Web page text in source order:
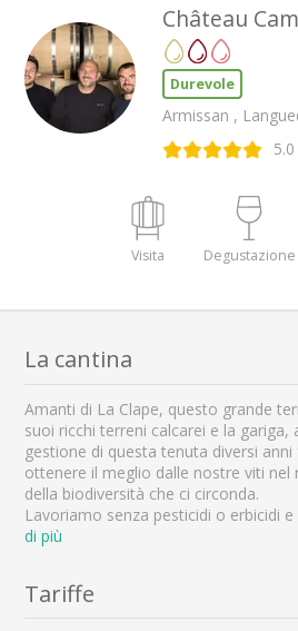
Château
Durevole
Armissan ,
5.0
Visita Degustazione
La cantina
Amanti di La Clape, questo grande
suoi ricchi terreni calcarei e la gariga,
gestione di questa tenuta diversi
ottenere il meglio dalle nostre viti nel
della biodiversità che ci circonda.
Lavoriamo senza pesticidi o erbicidi
di più
Tariffe